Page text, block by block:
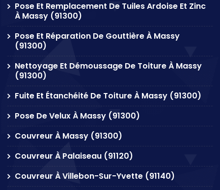
Pose Et Remplacement De Tuiles Ardoise Et Zinc
À Massy (91300)
Pose Et Réparation De Gouttière À Massy
(91300)
Nettoyage Et Démoussage De Toiture À Massy
(91300)
Fuite Et Étanchéité De Toiture À Massy (91300)
Pose De Velux À Massy (91300)
Couvreur À Massy (91300)
Couvreur À Palaiseau (91120)
Couvreur À Villebon-Sur-Yvette (91140)